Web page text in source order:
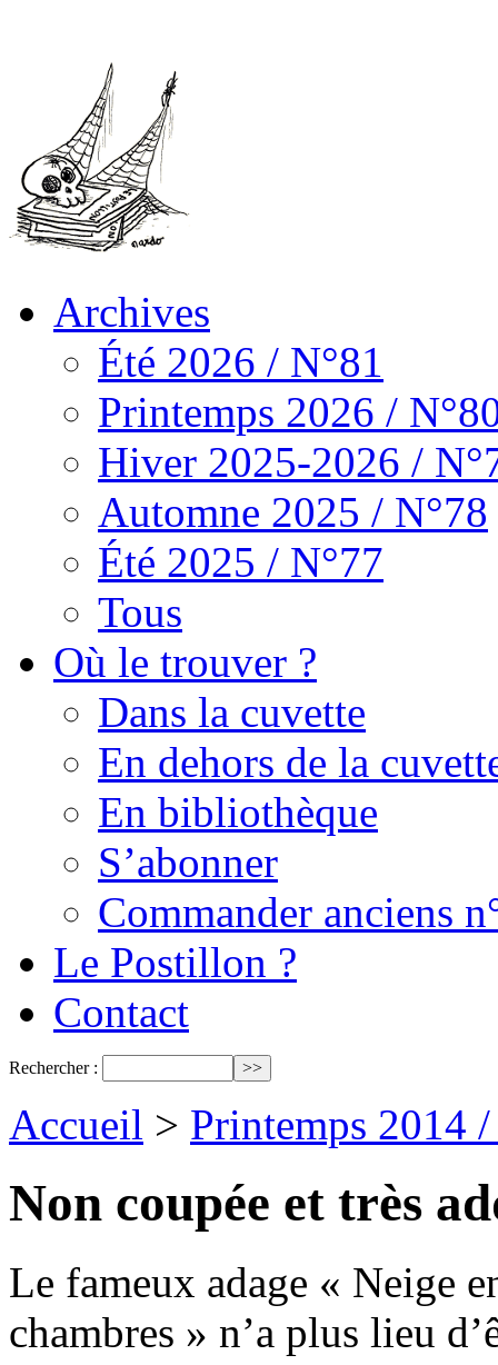
Archives
Été 2026 / N°81
Printemps 2026 /
Hiver 2025-2026 /
Automne 2025 / N°78
Été 2025 / N°77
Tous
Où le trouver ?
Dans la cuvette
En dehors de la
En bibliothèque
S’abonner
Commander anciens
Le Postillon ?
Contact
Rechercher :
Accueil > Printemps 2014
Non coupée et très
Le fameux adage « Neige
chambres » n’a plus lieu